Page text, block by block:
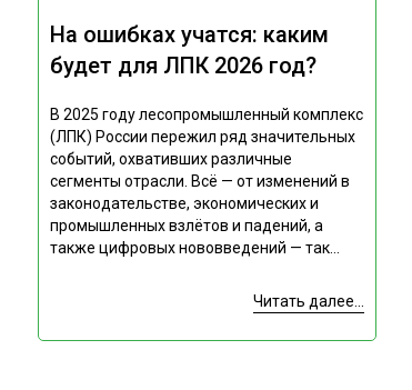
На ошибках учатся: каким
будет для ЛПК 2026 год?
В 2025 году лесопромышленный комплекс
(ЛПК) России пережил ряд значительных
событий, охвативших различные
сегменты отрасли. Всё — от изменений в
законодательстве, экономических и
промышленных взлётов и падений, а
также цифровых нововведений — так...
Читать далее...